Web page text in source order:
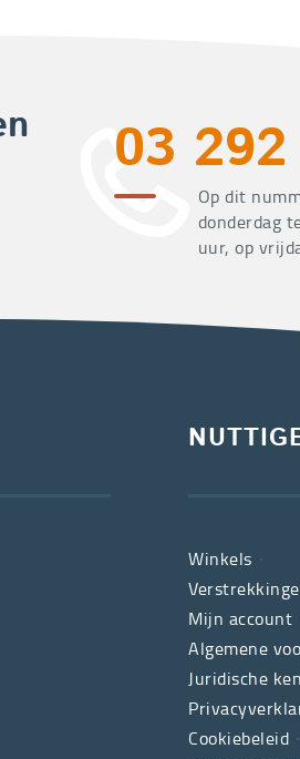
03 292
Op dit
donderdag
uur, op
Winkels
Mijn account
Algemene
Juridische
Cookiebeleid